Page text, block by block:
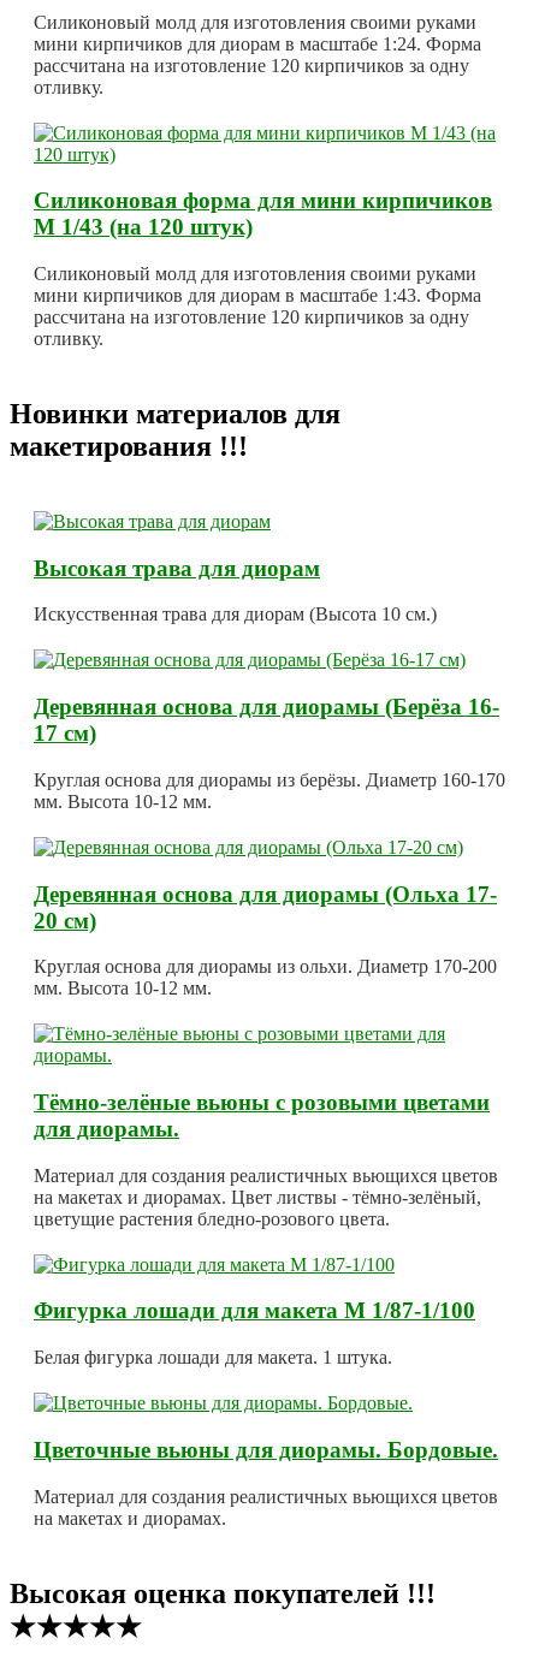
Силиконовый молд для изготовления своими руками
мини кирпичиков для диорам в масштабе 1:24. Форма
рассчитана на изготовление 120 кирпичиков за одну
отливку.
Силиконовая форма для мини кирпичиков
М 1/43 (на 120 штук)
Силиконовый молд для изготовления своими руками
мини кирпичиков для диорам в масштабе 1:43. Форма
рассчитана на изготовление 120 кирпичиков за одну
отливку.
Новинки материалов для
макетирования !!!
Высокая трава для диорам
Искусственная трава для диорам (Высота 10 см.)
Деревянная основа для диорамы (Берёза 16-
17 см)
Круглая основа для диорамы из берёзы. Диаметр 160-170
мм. Высота 10-12 мм.
Деревянная основа для диорамы (Ольха 17-
20 см)
Круглая основа для диорамы из ольхи. Диаметр 170-200
мм. Высота 10-12 мм.
Тёмно-зелёные вьюны с розовыми цветами
для диорамы.
Материал для создания реалистичных вьющихся цветов
на макетах и диорамах. Цвет листвы - тёмно-зелёный,
цветущие растения бледно-розового цвета.
Фигурка лошади для макета М 1/87-1/100
Белая фигурка лошади для макета. 1 штука.
Цветочные вьюны для диорамы. Бордовые.
Материал для создания реалистичных вьющихся цветов
на макетах и диорамах.
Высокая оценка покупателей !!!
★★★★★